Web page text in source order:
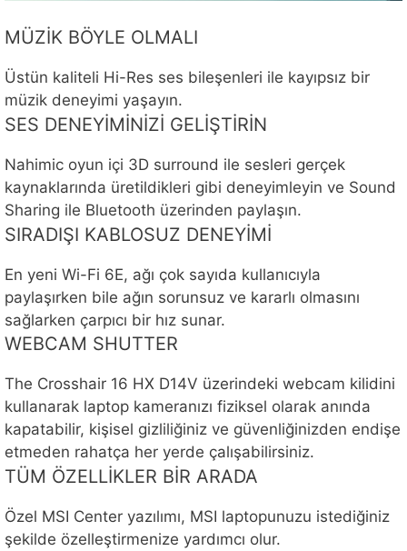
MÜZİK BÖYLE OLMALI
Üstün kaliteli Hi-Res ses bileşenleri ile kayıpsız bir
müzik deneyimi yaşayın.
SES DENEYİMİNİZİ GELİŞTİRİN
Nahimic oyun içi 3D surround ile sesleri gerçek
kaynaklarında üretildikleri gibi deneyimleyin ve Sound
Sharing ile Bluetooth üzerinden paylaşın.
SIRADIŞI KABLOSUZ DENEYİMİ
En yeni Wi-Fi 6E, ağı çok sayıda kullanıcıyla
paylaşırken bile ağın sorunsuz ve kararlı olmasını
sağlarken çarpıcı bir hız sunar.
WEBCAM SHUTTER
The Crosshair 16 HX D14V üzerindeki webcam kilidini
kullanarak laptop kameranızı fiziksel olarak anında
kapatabilir, kişisel gizliliğiniz ve güvenliğinizden endişe
etmeden rahatça her yerde çalışabilirsiniz.
TÜM ÖZELLİKLER BİR ARADA
Özel MSI Center yazılımı, MSI laptopunuzu istediğiniz
şekilde özelleştirmenize yardımcı olur.